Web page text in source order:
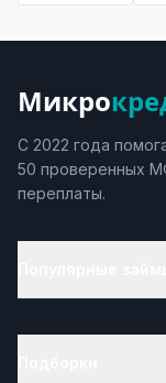
Микро
С 2022 года
50 проверенных
переплаты.